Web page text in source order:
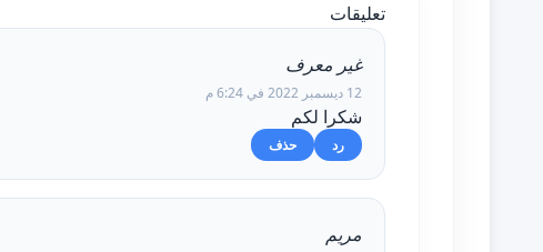
تعليقات
غير معرف
12 ديسمبر 2022 في 6:24 م
شكرا لكم
رد حذف
مريم